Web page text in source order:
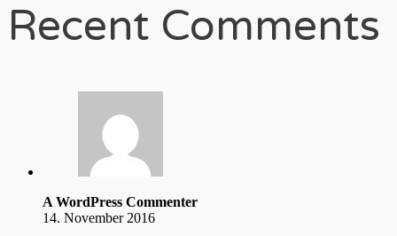
Recent Comments
A WordPress Commenter
14. November 2016